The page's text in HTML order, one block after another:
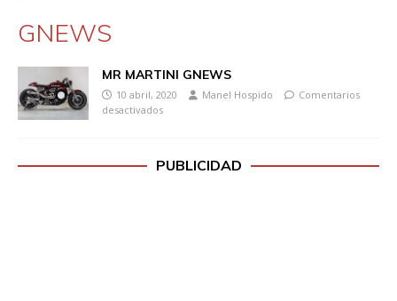
GNEWS
MR MARTINI GNEWS
10 abril, 2020 Manel Hospido
Comentarios
desactivados
PUBLICIDAD